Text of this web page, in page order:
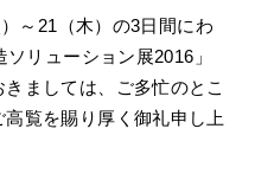
～21（木）の3日間にわ
リューション展2016」
ましては、ご多忙のとこ
覧を賜り厚く御礼申し上